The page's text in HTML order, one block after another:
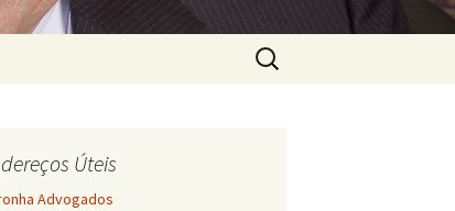
Pesquisar
por:
Úteis
Advogados